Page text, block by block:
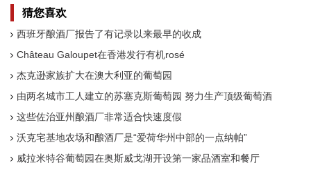
猜您喜欢
西班牙酿酒厂报告了有记录以来最早的收成
Château Galoupet在香港发行有机rosé
杰克逊家族扩大在澳大利亚的葡萄园
由两名城市工人建立的苏塞克斯葡萄园 努力生产顶级葡萄酒
这些佐治亚州酿酒厂非常适合快速度假
沃克宅基地农场和酿酒厂是“爱荷华州中部的一点纳帕”
威拉米特谷葡萄园在奥斯威戈湖开设第一家品酒室和餐厅